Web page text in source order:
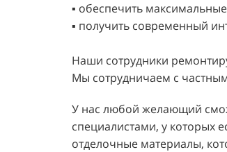
▪️ обеспечить
▪️ получить современный
Наши сотрудники
Мы сотрудничаем с
У нас любой желающий
специалистами, у которых
отделочные материалы,